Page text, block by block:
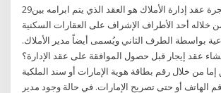
29‏‏/5‏‏/1442 بعد الهجرة عقد إدارة الأملاك هو العقد الذي يتم ابرامه بين
خلاله أحد الأطراف الإشراف على العقارات السكنية
بواسطة الطرف الثاني ويُسمى أيضاً مدير الأملاك.
عقد إيجار قبل حصول الموافقة على عقد الإدارة؟
من خلال رقم بطاقة هوية الإمارات أو سند الملكية
الهاتف أو حتى تصريح الإمارات. في حالة وجود مدير